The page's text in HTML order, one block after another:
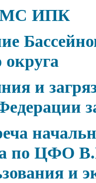
ИПК
округа
и
по ЦФО
и